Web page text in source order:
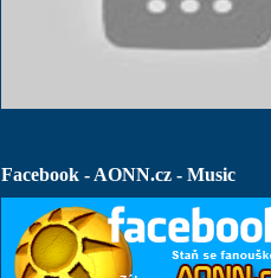
Facebook - AONN.cz - Music